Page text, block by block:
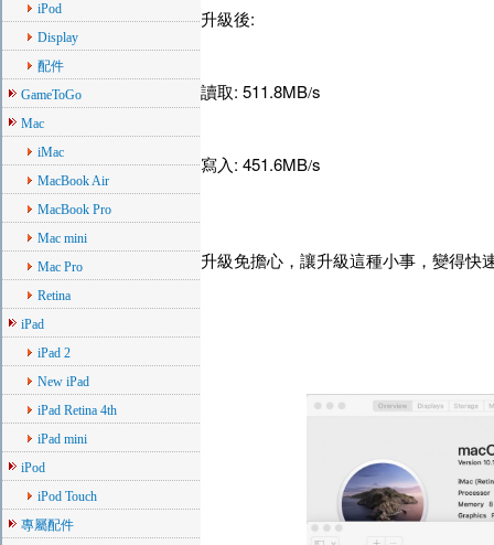
iPod
Display
配件
GameToGo
Mac
iMac
MacBook Air
MacBook Pro
Mac mini
Mac Pro
Retina
iPad
iPad 2
New iPad
iPad Retina 4th
iPad mini
iPod
iPod Touch
專屬配件
升級後:
讀取: 511.8MB/s
寫入 : 451.6MB/s
升級免擔心，讓升級這種小事，變得快